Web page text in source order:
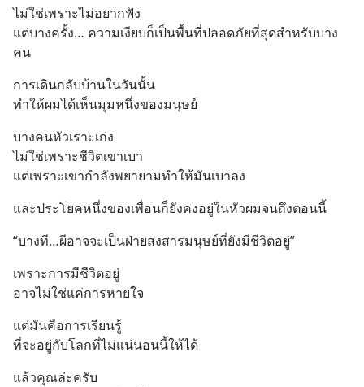
ไม่ใช่เพราะไม่อยากฟัง
แต่บางครั้ง… ความเงียบก็เป็นพื้นที่ปลอดภัยที่สุดสำหรับบาง
คน
การเดินกลับบ้านในวันนั้น
ทำให้ผมได้เห็นมุมหนึ่งของมนุษย์
บางคนหัวเราะเก่ง
ไม่ใช่เพราะชีวิตเขาเบา
แต่เพราะเขากำลังพยายามทำให้มันเบาลง
และประโยคหนึ่งของเพื่อนก็ยังคงอยู่ในหัวผมจนถึงตอนนี้
“บางที…ผีอาจจะเป็นฝ่ายสงสารมนุษย์ที่ยังมีชีวิตอยู่”
เพราะการมีชีวิตอยู่
อาจไม่ใช่แค่การหายใจ
แต่มันคือการเรียนรู้
ที่จะอยู่กับโลกที่ไม่แน่นอนนี้ให้ได้
แล้วคุณล่ะครับ